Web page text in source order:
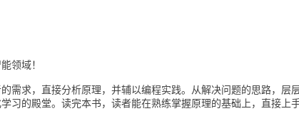
领域！
需求，直接分析原理，并辅以编程实践。从解决问题的思路，
习的殿堂。读完本书，读者能在熟练掌握原理的基础上，直接上手